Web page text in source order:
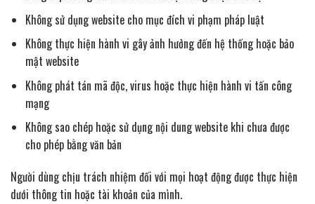
Không sử dụng website cho mục đích vi phạm pháp luật
Không thực hiện hành vi gây ảnh hưởng đến hệ thống hoặc bảo
mật website
Không phát tán mã độc, virus hoặc thực hiện hành vi tấn công
mạng
Không sao chép hoặc sử dụng nội dung website khi chưa được
cho phép bằng văn bản
Người dùng chịu trách nhiệm đối với mọi hoạt động được thực hiện
dưới thông tin hoặc tài khoản của mình.